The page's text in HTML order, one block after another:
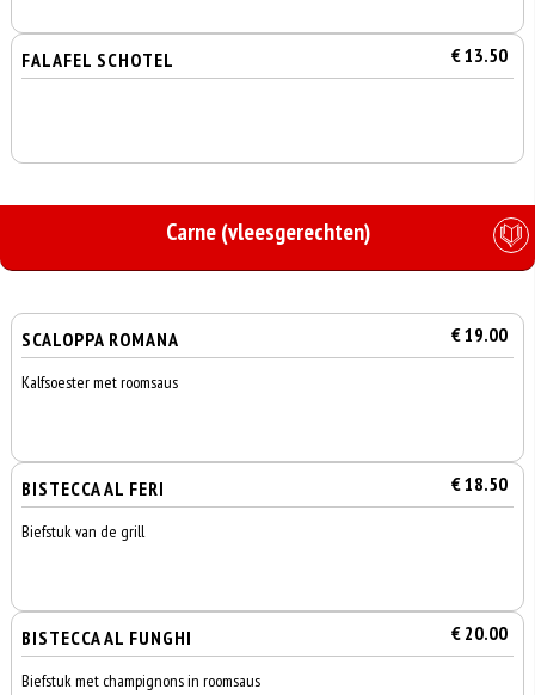
FALAFEL SCHOTEL € 13.50
Carne (vleesgerechten)
SCALOPPA ROMANA € 19.00
Kalfsoester met roomsaus
BISTECCA AL FERI € 18.50
Biefstuk van de grill
BISTECCA AL FUNGHI € 20.00
Biefstuk met champignons in roomsaus